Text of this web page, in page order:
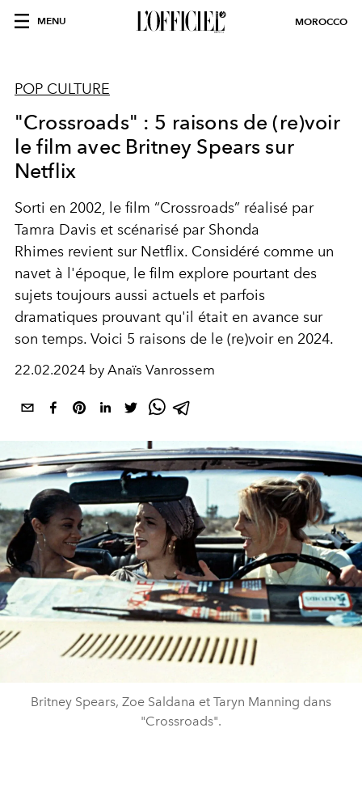
MENU MOROCCO
POP CULTURE
"Crossroads" : 5 raisons de (re)voir
le film avec Britney Spears sur
Netflix
Sorti en 2002, le film “Crossroads” réalisé par
Tamra Davis et scénarisé par Shonda
Rhimes revient sur Netflix. Considéré comme un
navet à l'époque, le film explore pourtant des
sujets toujours aussi actuels et parfois
dramatiques prouvant qu'il était en avance sur
son temps. Voici 5 raisons de le (re)voir en 2024.
22.02.2024 by Anaïs Vanrossem
Britney Spears, Zoe Saldana et Taryn Manning dans
"Crossroads".